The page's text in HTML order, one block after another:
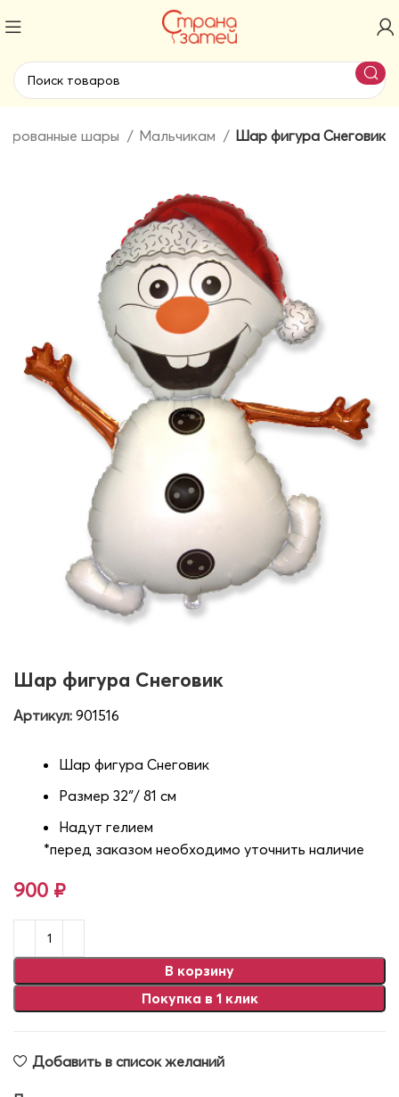
шары Мальчикам Шар фигура Снеговик
Шар фигура Снеговик
Артикул: 901516
Шар фигура Снеговик
Размер 32″/ 81 см
Надут гелием
*перед заказом необходимо уточнить наличие
900 ₽
В корзину
Покупка в 1 клик
Добавить в список желаний